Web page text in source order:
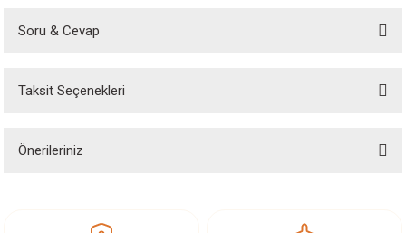
Soru & Cevap
Ürün hakkında henüz soru sorulmamış.
Taksit Seçenekleri
Önerileriniz